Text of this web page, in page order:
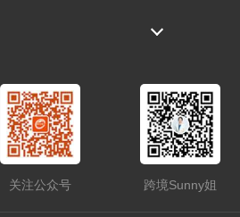
关注公众号 跨境Sunny姐